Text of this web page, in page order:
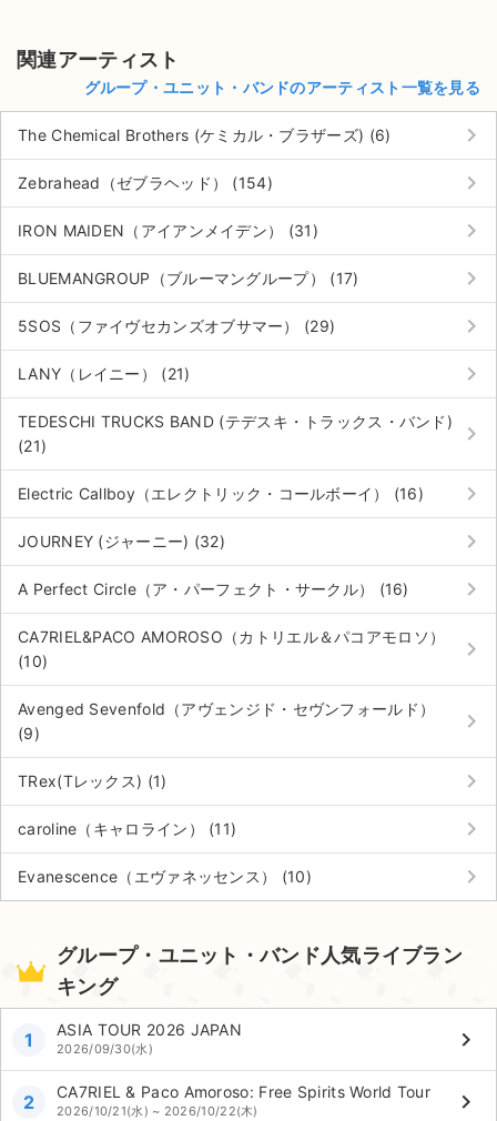
関連アーティスト
グループ・ユニット・バンドのアーティスト一覧を見る
The Chemical Brothers (ケミカル・ブラザーズ) (6) keyboard_arrow_right
Zebrahead（ゼブラヘッド） (154) keyboard_arrow_right
IRON MAIDEN（アイアンメイデン） (31) keyboard_arrow_right
BLUEMANGROUP（ブルーマングループ） (17) keyboard_arrow_right
5SOS（ファイヴセカンズオブサマー） (29) keyboard_arrow_right
LANY（レイニー） (21) keyboard_arrow_right
TEDESCHI TRUCKS BAND (テデスキ・トラックス・バンド)
(21)
keyboard_arrow_right
Electric Callboy（エレクトリック・コールボーイ） (16) keyboard_arrow_right
JOURNEY (ジャーニー) (32) keyboard_arrow_right
A Perfect Circle（ア・パーフェクト・サークル） (16) keyboard_arrow_right
CA7RIEL&PACO AMOROSO（カトリエル＆パコアモロソ）
(10)
keyboard_arrow_right
Avenged Sevenfold（アヴェンジド・セヴンフォールド）
(9)
keyboard_arrow_right
TRex(Tレックス) (1) keyboard_arrow_right
caroline（キャロライン） (11) keyboard_arrow_right
Evanescence（エヴァネッセンス） (10) keyboard_arrow_right
グループ・ユニット・バンド人気ライブラン
キング
1 ASIA TOUR 2026 JAPAN
2026/09/30(水) keyboard_arrow_right
2 CA7RIEL & Paco Amoroso: Free Spirits World Tour
2026/10/21(水) ~ 2026/10/22(木) keyboard_arrow_right